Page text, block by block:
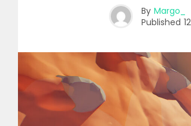
By Margo_
Published